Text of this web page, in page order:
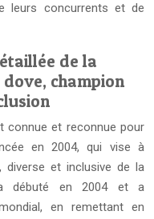
leurs concurrents et de
de la
champion
connue et reconnue pour
en 2004, qui vise à
diverse et inclusive de la
débuté en 2004 et a
en remettant en